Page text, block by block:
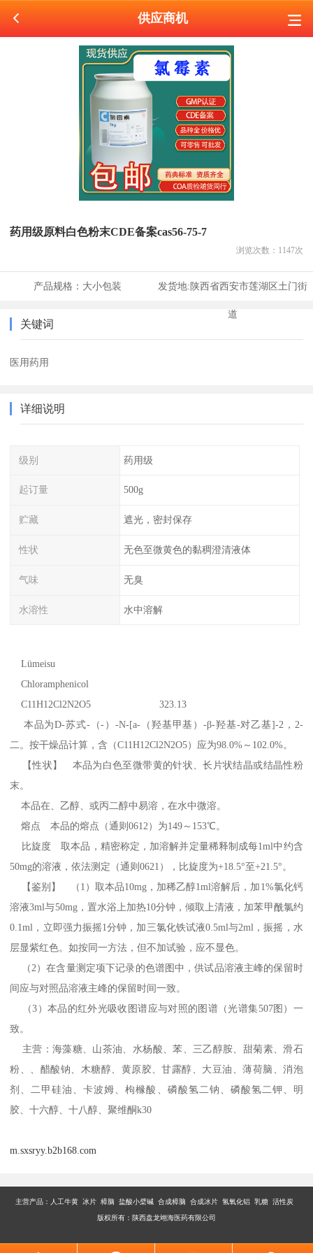
供应商机
药用级原料白色粉末CDE备案cas56-75-7
浏览次数： 1147次
产品规格： 大小包装 发货地:陕西省西安市莲湖区土门街
道
关键词
医用药用
详细说明
级别 药用级
起订量 500g
贮藏 遮光，密封保存
性状 无色至微黄色的黏稠澄清液体
气味 无臭
水溶性 水中溶解
Lümeisu
Chloramphenicol
C11H12Cl2N2O5 323.13
本品为D-苏式-（-）-N-[a-（羟基甲基）-β-羟基-对乙基]-2，2-
二。按干燥品计算，含（C11H12Cl2N2O5）应为98.0%～102.0%。
【性状】 本品为白色至微带黄的针状、长片状结晶或结晶性粉
末。
本品在、乙醇、或丙二醇中易溶，在水中微溶。
熔点 本品的熔点（通则0612）为149～153℃。
比旋度 取本品，精密称定，加溶解并定量稀释制成每1ml中约含
50mg的溶液，依法测定（通则0621），比旋度为+18.5°至+21.5°。
【鉴别】 （1）取本品10mg，加稀乙醇1ml溶解后，加1%氯化钙
溶液3ml与50mg，置水浴上加热10分钟，倾取上清液，加苯甲酰氯约
0.1ml，立即强力振摇1分钟，加三氯化铁试液0.5ml与2ml，振摇，水
层显紫红色。如按同一方法，但不加试验，应不显色。
（2）在含量测定项下记录的色谱图中，供试品溶液主峰的保留时
间应与对照品溶液主峰的保留时间一致。
（3）本品的红外光吸收图谱应与对照的图谱（光谱集507图）一
致。
主营：海藻糖、山茶油、水杨酸、苯、三乙醇胺、甜菊素、滑石
粉、、醋酸钠、木糖醇、黄原胶、甘露醇、大豆油、薄荷脑、消泡
剂、二甲硅油、卡波姆、枸橼酸、磷酸氢二钠、磷酸氢二钾、明
胶、十六醇、十八醇、聚维酮k30
m.sxsryy.b2b168.com
主营产品： 人工牛黄 冰片 樟脑 盐酸小檗碱 合成樟脑 合成冰片 氢氧化铝 乳糖 活性炭
版权所有：陕西盘龙翊海医药有限公司